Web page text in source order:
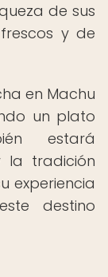
de sus
y de
en Machu
un plato
estará
la tradición
experiencia
destino